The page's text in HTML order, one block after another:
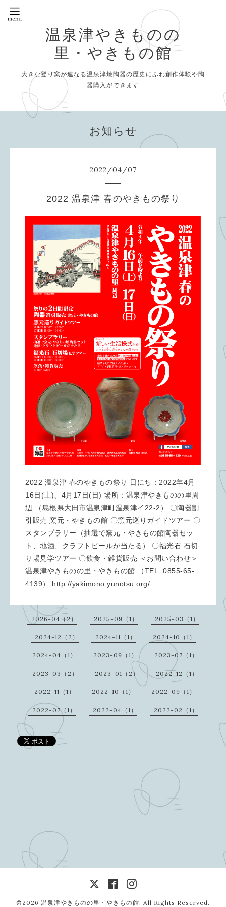
温泉津やきものの
里・やきもの館
大きな登り窯が連なる温泉津焼陶器の歴史にふれ創作体験や陶
器購入ができます
お知らせ
2022/04/07
2022 温泉津 春のやきもの祭り
2022 温泉津 春のやきもの祭り 日にち：2022年4月
16日(土)、4月17日(日) 場所：温泉津やきものの里周
辺 （島根県大田市温泉津町温泉津イ22-2） 〇陶器割
引販売 窯元・やきもの館 〇窯元巡りガイドツアー 〇
スタンプラリー（抽選で窯元・やきもの館陶器セッ
ト、地酒、クラフトビールが当たる） 〇福光石 石切
り場見学ツアー 〇飲食・雑貨販売 ＜お問い合わせ＞
温泉津やきものの里・やきもの館 （TEL. 0855-65-
4139） http://yakimono.yunotsu.org/
2026-04（2） 2025-09（1） 2025-03（1）
2024-12（2） 2024-11（1） 2024-10（1）
2024-04（1） 2023-09（1） 2023-07（1）
2023-03（2） 2023-01（2） 2022-12（1）
2022-11（1） 2022-10（1） 2022-09（1）
2022-07（1） 2022-04（1） 2022-02（1）
©2026 温泉津やきものの里・やきもの館. All Rights Reserved.